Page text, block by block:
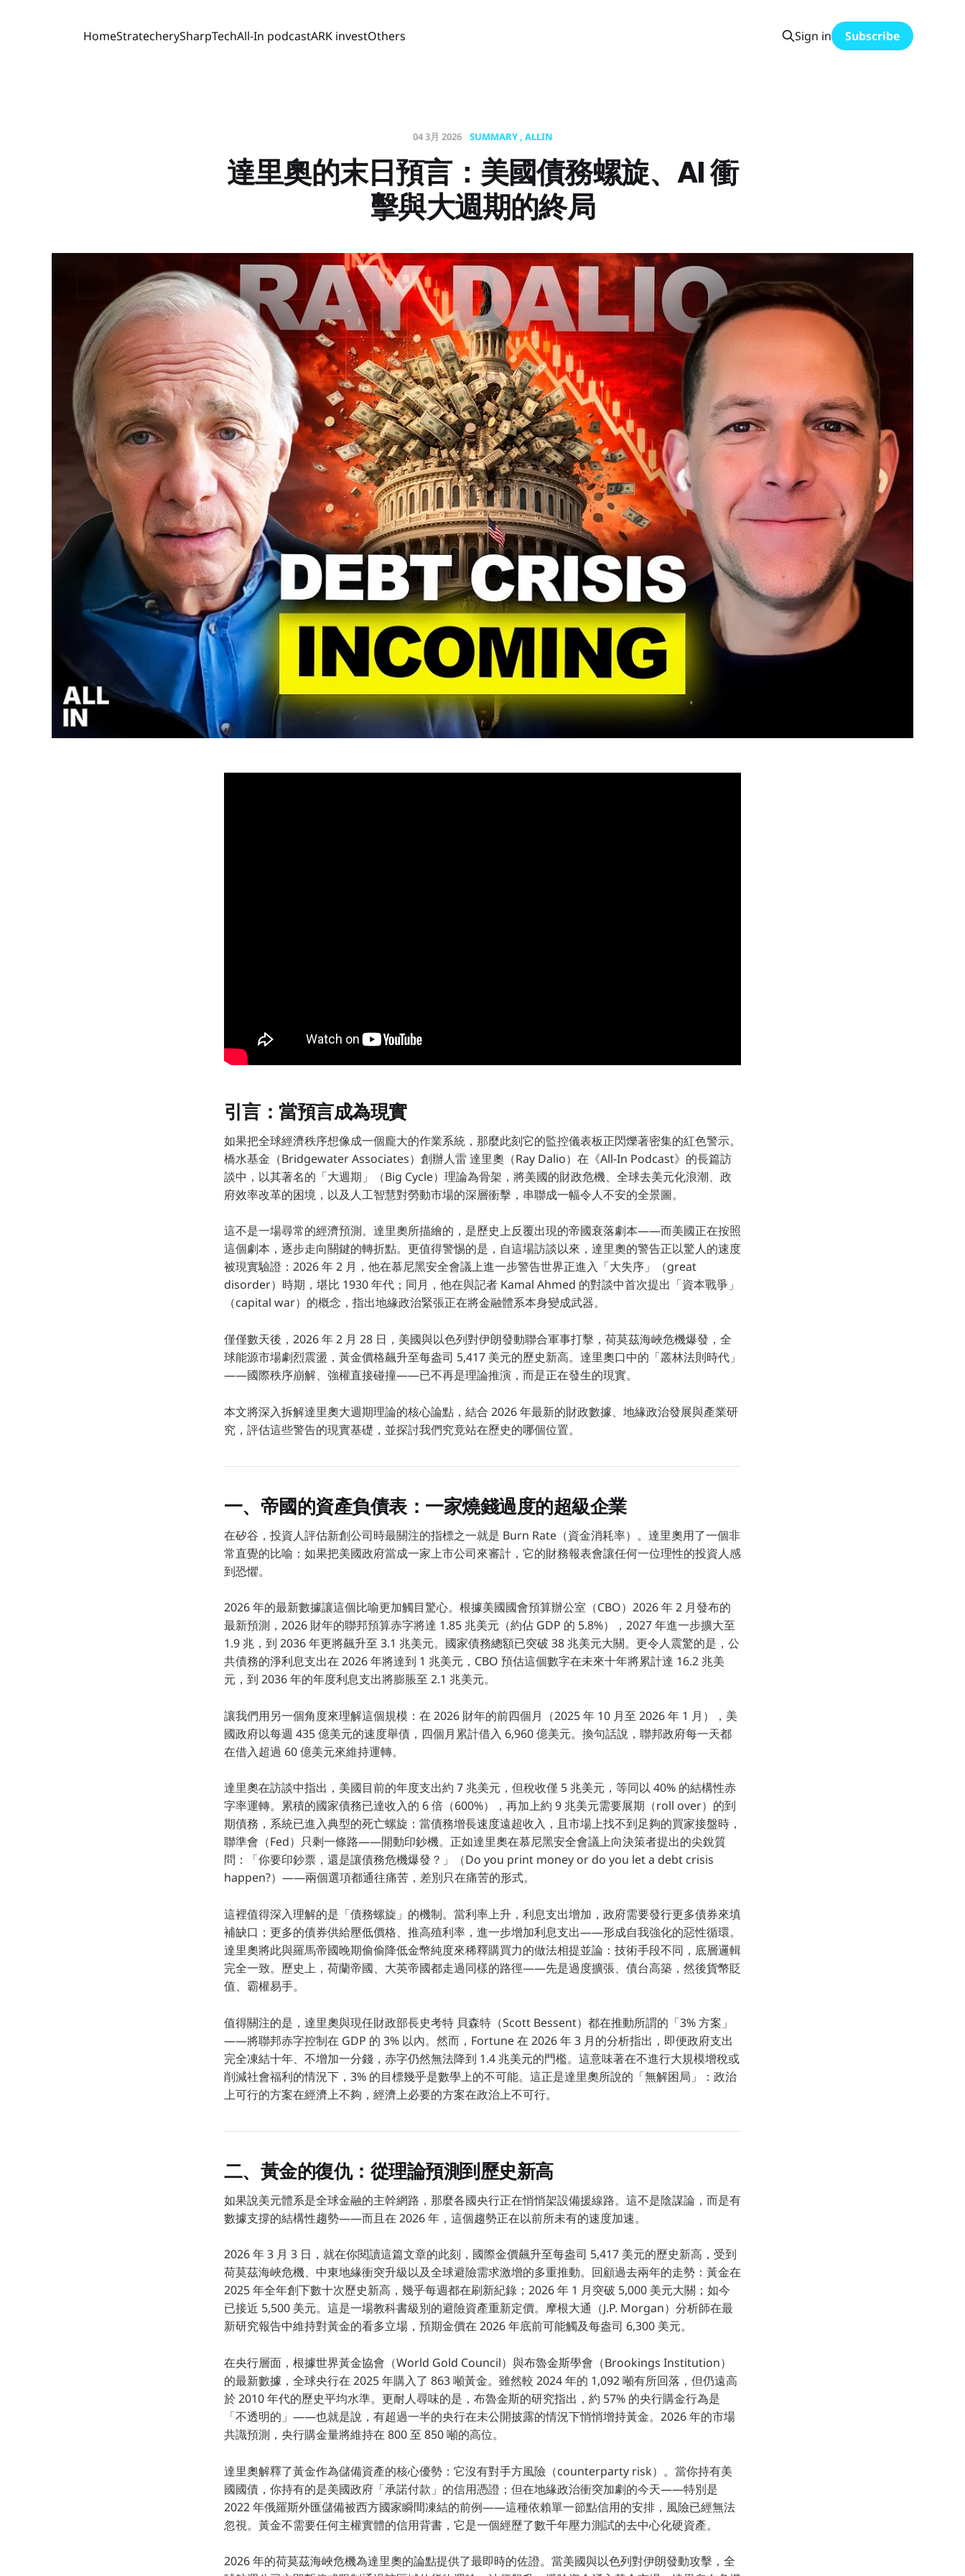
HomeStratecherySharpTechAll-In podcastARK investOthers Sign in Subscribe
04 3月 2026 SUMMARY ALLIN
達里奧的末日預言：美國債務螺旋、AI 衝
擊與大週期的終局
引言：當預言成為現實
如果把全球經濟秩序想像成一個龐大的作業系統，那麼此刻它的監控儀表板正閃爍著密集的紅色警示。
橋水基金（Bridgewater Associates）創辦人雷 達里奧（Ray Dalio）在《All-In Podcast》的長篇訪
談中，以其著名的「大週期」（Big Cycle）理論為骨架，將美國的財政危機、全球去美元化浪潮、政
府效率改革的困境，以及人工智慧對勞動市場的深層衝擊，串聯成一幅令人不安的全景圖。
這不是一場尋常的經濟預測。達里奧所描繪的，是歷史上反覆出現的帝國衰落劇本——而美國正在按照
這個劇本，逐步走向關鍵的轉折點。更值得警惕的是，自這場訪談以來，達里奧的警告正以驚人的速度
被現實驗證：2026 年 2 月，他在慕尼黑安全會議上進一步警告世界正進入「大失序」（great
disorder）時期，堪比 1930 年代；同月，他在與記者 Kamal Ahmed 的對談中首次提出「資本戰爭」
（capital war）的概念，指出地緣政治緊張正在將金融體系本身變成武器。
僅僅數天後，2026 年 2 月 28 日，美國與以色列對伊朗發動聯合軍事打擊，荷莫茲海峽危機爆發，全
球能源市場劇烈震盪，黃金價格飆升至每盎司 5,417 美元的歷史新高。達里奧口中的「叢林法則時代」
——國際秩序崩解、強權直接碰撞——已不再是理論推演，而是正在發生的現實。
本文將深入拆解達里奧大週期理論的核心論點，結合 2026 年最新的財政數據、地緣政治發展與產業研
究，評估這些警告的現實基礎，並探討我們究竟站在歷史的哪個位置。
一、帝國的資產負債表：一家燒錢過度的超級企業
在矽谷，投資人評估新創公司時最關注的指標之一就是 Burn Rate（資金消耗率）。達里奧用了一個非
常直覺的比喻：如果把美國政府當成一家上市公司來審計，它的財務報表會讓任何一位理性的投資人感
到恐懼。
2026 年的最新數據讓這個比喻更加觸目驚心。根據美國國會預算辦公室（CBO）2026 年 2 月發布的
最新預測，2026 財年的聯邦預算赤字將達 1.85 兆美元（約佔 GDP 的 5.8%），2027 年進一步擴大至
1.9 兆，到 2036 年更將飆升至 3.1 兆美元。國家債務總額已突破 38 兆美元大關。更令人震驚的是，公
共債務的淨利息支出在 2026 年將達到 1 兆美元，CBO 預估這個數字在未來十年將累計達 16.2 兆美
元，到 2036 年的年度利息支出將膨脹至 2.1 兆美元。
讓我們用另一個角度來理解這個規模：在 2026 財年的前四個月（2025 年 10 月至 2026 年 1 月），美
國政府以每週 435 億美元的速度舉債，四個月累計借入 6,960 億美元。換句話說，聯邦政府每一天都
在借入超過 60 億美元來維持運轉。
達里奧在訪談中指出，美國目前的年度支出約 7 兆美元，但稅收僅 5 兆美元，等同以 40% 的結構性赤
字率運轉。累積的國家債務已達收入的 6 倍（600%），再加上約 9 兆美元需要展期（roll over）的到
期債務，系統已進入典型的死亡螺旋：當債務增長速度遠超收入，且市場上找不到足夠的買家接盤時，
聯準會（Fed）只剩一條路——開動印鈔機。正如達里奧在慕尼黑安全會議上向決策者提出的尖銳質
問：「你要印鈔票，還是讓債務危機爆發？」（Do you print money or do you let a debt crisis
happen?）——兩個選項都通往痛苦，差別只在痛苦的形式。
這裡值得深入理解的是「債務螺旋」的機制。當利率上升，利息支出增加，政府需要發行更多債券來填
補缺口；更多的債券供給壓低價格、推高殖利率，進一步增加利息支出——形成自我強化的惡性循環。
達里奧將此與羅馬帝國晚期偷偷降低金幣純度來稀釋購買力的做法相提並論：技術手段不同，底層邏輯
完全一致。歷史上，荷蘭帝國、大英帝國都走過同樣的路徑——先是過度擴張、債台高築，然後貨幣貶
值、霸權易手。
值得關注的是，達里奧與現任財政部長史考特 貝森特（Scott Bessent）都在推動所謂的「3% 方案」
——將聯邦赤字控制在 GDP 的 3% 以內。然而，Fortune 在 2026 年 3 月的分析指出，即便政府支出
完全凍結十年、不增加一分錢，赤字仍然無法降到 1.4 兆美元的門檻。這意味著在不進行大規模增稅或
削減社會福利的情況下，3% 的目標幾乎是數學上的不可能。這正是達里奧所說的「無解困局」：政治
上可行的方案在經濟上不夠，經濟上必要的方案在政治上不可行。
二、黃金的復仇：從理論預測到歷史新高
如果說美元體系是全球金融的主幹網路，那麼各國央行正在悄悄架設備援線路。這不是陰謀論，而是有
數據支撐的結構性趨勢——而且在 2026 年，這個趨勢正在以前所未有的速度加速。
2026 年 3 月 3 日，就在你閱讀這篇文章的此刻，國際金價飆升至每盎司 5,417 美元的歷史新高，受到
荷莫茲海峽危機、中東地緣衝突升級以及全球避險需求激增的多重推動。回顧過去兩年的走勢：黃金在
2025 年全年創下數十次歷史新高，幾乎每週都在刷新紀錄；2026 年 1 月突破 5,000 美元大關；如今
已接近 5,500 美元。這是一場教科書級別的避險資產重新定價。摩根大通（J.P. Morgan）分析師在最
新研究報告中維持對黃金的看多立場，預期金價在 2026 年底前可能觸及每盎司 6,300 美元。
在央行層面，根據世界黃金協會（World Gold Council）與布魯金斯學會（Brookings Institution）
的最新數據，全球央行在 2025 年購入了 863 噸黃金。雖然較 2024 年的 1,092 噸有所回落，但仍遠高
於 2010 年代的歷史平均水準。更耐人尋味的是，布魯金斯的研究指出，約 57% 的央行購金行為是
「不透明的」——也就是說，有超過一半的央行在未公開披露的情況下悄悄增持黃金。2026 年的市場
共識預測，央行購金量將維持在 800 至 850 噸的高位。
達里奧解釋了黃金作為儲備資產的核心優勢：它沒有對手方風險（counterparty risk）。當你持有美
國國債，你持有的是美國政府「承諾付款」的信用憑證；但在地緣政治衝突加劇的今天——特別是
2022 年俄羅斯外匯儲備被西方國家瞬間凍結的前例——這種依賴單一節點信用的安排，風險已經無法
忽視。黃金不需要任何主權實體的信用背書，它是一個經歷了數千年壓力測試的去中心化硬資產。
2026 年的荷莫茲海峽危機為達里奧的論點提供了最即時的佐證。當美國與以色列對伊朗發動攻擊，全